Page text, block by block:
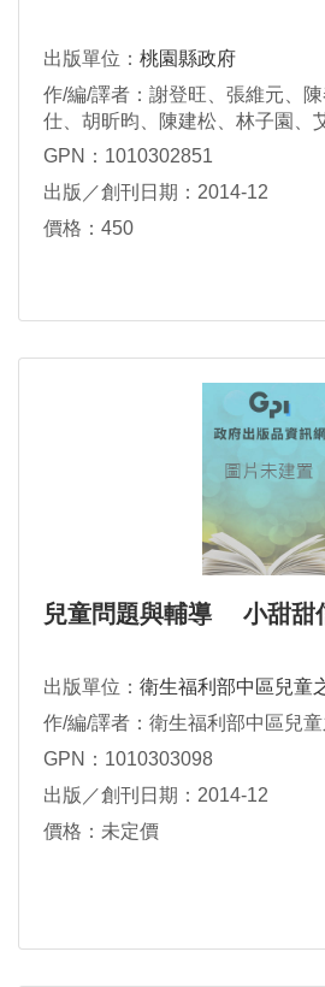
出版單位： 桃園縣政府
作/編/譯者：謝登旺、張維元、
仕、胡昕昀、陳建松、林子園、
GPN：1010302851
出版／創刊日期：2014-12
價格：450
兒童問題與輔導 小甜
出版單位： 衛生福利部中區兒童
作/編/譯者：衛生福利部中區兒
GPN：1010303098
出版／創刊日期：2014-12
價格：未定價